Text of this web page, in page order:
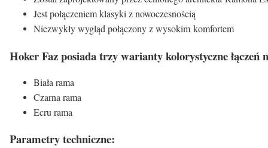
Jest połączeniem klasyki z nowoczesnością
Niezwykły wygląd połączony z wysokim komfortem
Hoker Faz posiada trzy warianty kolorystyczne łączeń
Biała rama
Czarna rama
Ecru rama
Parametry techniczne: